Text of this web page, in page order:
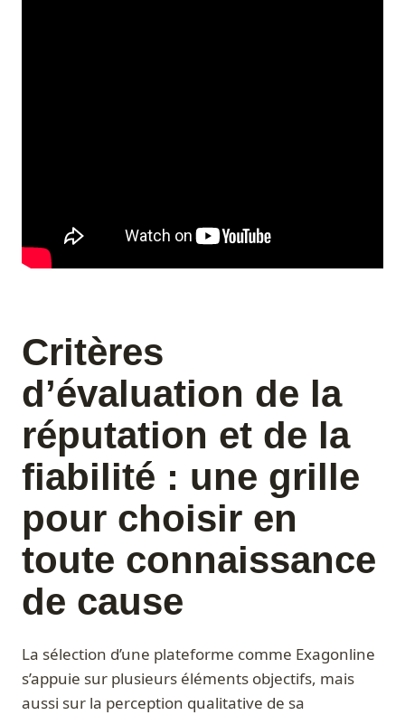
Critères
d’évaluation de la
réputation et de la
fiabilité : une grille
pour choisir en
toute connaissance
de cause
La sélection d’une plateforme comme Exagonline
s’appuie sur plusieurs éléments objectifs, mais
aussi sur la perception qualitative de sa